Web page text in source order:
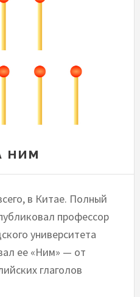
НИМ
в Китае. Полный
профессор
университета
ее «Ним» — от
глаголов